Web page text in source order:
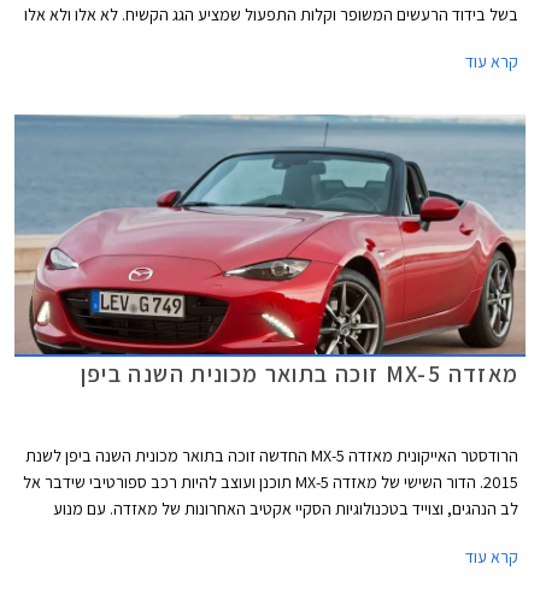
בשל בידוד הרעשים המשופר וקלות התפעול שמציע הגג הקשיח. לא אלו ולא אלו
כך.
קרא עוד
מאזדה MX-5 זוכה בתואר מכונית השנה ביפן
הרודסטר האייקונית מאזדה MX-5 החדשה זוכה בתואר מכונית השנה ביפן לשנת
2015. הדור השישי של מאזדה MX-5 תוכנן ועוצב להיות רכב ספורטיבי שידבר אל
לב הנהגים, וצוייד בטכנולוגיות הסקיי אקטיב האחרונות של מאזדה. עם מנוע
את מסורת קודמותיה ולספק סגנון וחווית נהיגה מהנה.
קרא עוד